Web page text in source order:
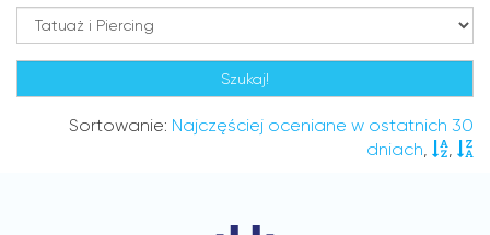
Sortowanie: Najczęściej oceniane w ostatnich 30
dniach, ,